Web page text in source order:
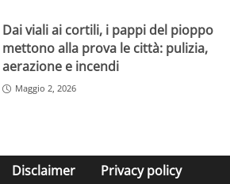
Dai viali ai cortili, i pappi del pioppo
mettono alla prova le città: pulizia,
aerazione e incendi
Maggio 2, 2026
Disclaimer Privacy policy